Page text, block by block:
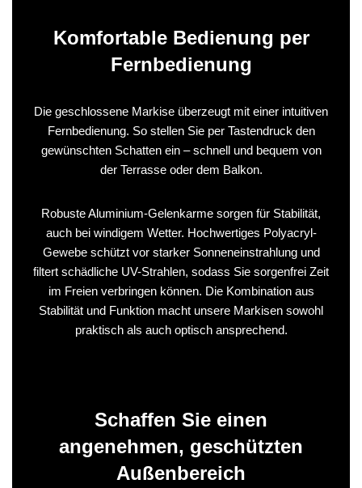
Komfortable Bedienung per
Fernbedienung
Die geschlossene Markise überzeugt mit einer intuitiven
Fernbedienung. So stellen Sie per Tastendruck den
gewünschten Schatten ein – schnell und bequem von
der Terrasse oder dem Balkon.
Robuste Aluminium-Gelenkarme sorgen für Stabilität,
auch bei windigem Wetter. Hochwertiges Polyacryl-
Gewebe schützt vor starker Sonneneinstrahlung und
filtert schädliche UV-Strahlen, sodass Sie sorgenfrei Zeit
im Freien verbringen können. Die Kombination aus
Stabilität und Funktion macht unsere Markisen sowohl
praktisch als auch optisch ansprechend.
Schaffen Sie einen
angenehmen, geschützten
Außenbereich